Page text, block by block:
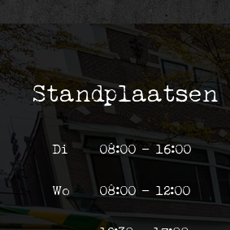
Standplaatsen
Di 08:00 - 16:00
Wo 08:00 - 12:00